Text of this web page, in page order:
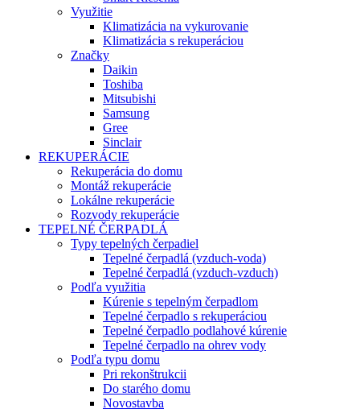
Využitie
Klimatizácia na vykurovanie
Klimatizácia s rekuperáciou
Značky
Daikin
Toshiba
Mitsubishi
Samsung
Gree
Sinclair
REKUPERÁCIE
Rekuperácia do domu
Montáž rekuperácie
Lokálne rekuperácie
Rozvody rekuperácie
TEPELNÉ ČERPADLÁ
Typy tepelných čerpadiel
Tepelné čerpadlá (vzduch-voda)
Tepelné čerpadlá (vzduch-vzduch)
Podľa využitia
Kúrenie s tepelným čerpadlom
Tepelné čerpadlo s rekuperáciou
Tepelné čerpadlo podlahové kúrenie
Tepelné čerpadlo na ohrev vody
Podľa typu domu
Pri rekonštrukcii
Do starého domu
Novostavba